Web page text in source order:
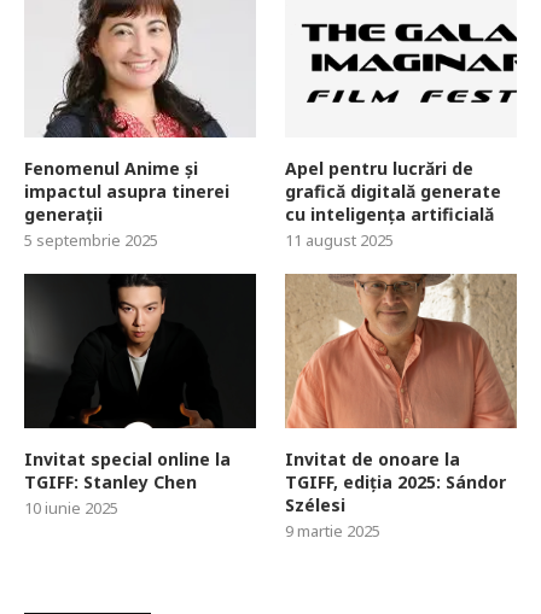
Fenomenul Anime și
impactul asupra tinerei
generații
5 septembrie 2025
Apel pentru lucrări de
grafică digitală generate
cu inteligența artificială
11 august 2025
Invitat special online la
TGIFF: Stanley Chen
10 iunie 2025
Invitat de onoare la
TGIFF, ediția 2025: Sándor
Szélesi
9 martie 2025